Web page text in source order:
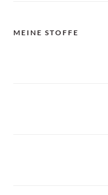
MEINE STOFFE